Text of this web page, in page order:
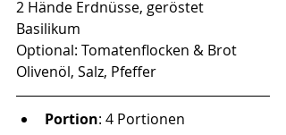
2 Hände Erdnüsse, geröstet
Basilikum
Optional: Tomatenflocken & Brot
Olivenöl, Salz, Pfeffer
Portion: 4 Portionen